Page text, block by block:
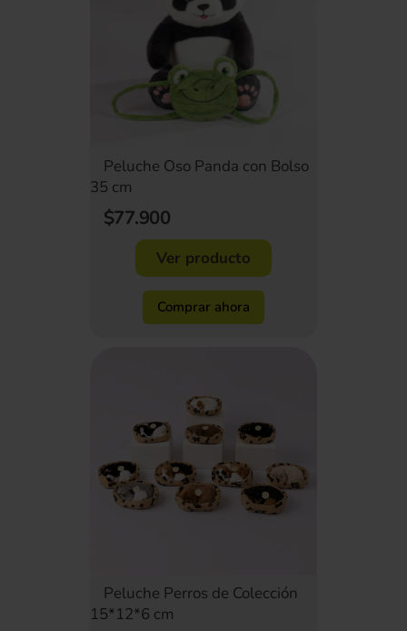
Peluche Oso Panda con Bolso
35 cm
$77.900
Ver producto
Comprar ahora
Peluche Perros de Colección
15*12*6 cm